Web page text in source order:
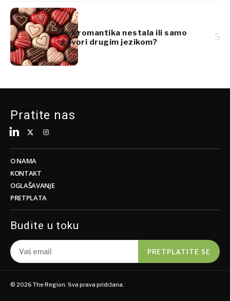
Je li romantika nestala ili samo
govori drugim jezikom?
5
Pratite nas
O NAMA
KONTAKT
OGLAŠAVANJE
PRETPLATA
Budite u toku
PRETPLATITE SE
© 2026 The Region. Sva prava pridržana.